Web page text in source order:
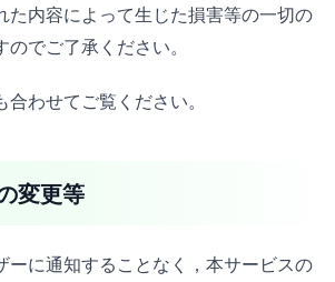
た内容によって生じた損害等の一切の
でご了承ください。
合わせてご覧ください。
変更等
ーに通知することなく，本サービスの